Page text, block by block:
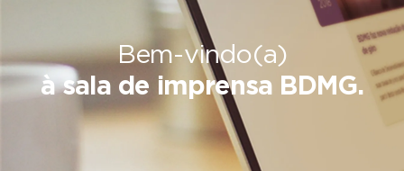
Bem-vindo(a)
à sala de imprensa BDMG.